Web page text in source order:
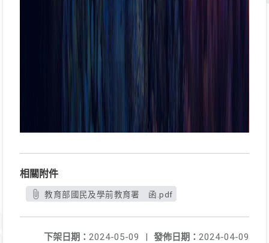
相關附件
教育部國民及學前教育署 函.pdf
發佈日期： 2024-04-09
下架日期： 2024-05-09
|